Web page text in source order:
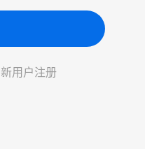
新用户注册